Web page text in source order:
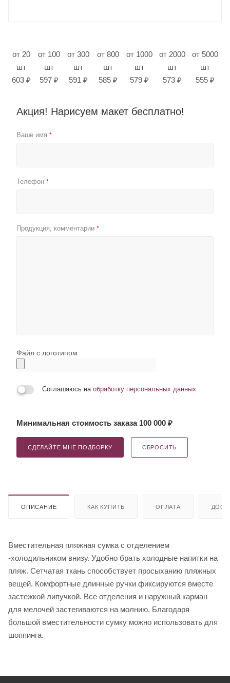
от 20
шт
603 ₽
от 100
шт
597 ₽
от 300
шт
591 ₽
от 800
шт
585 ₽
от 1000
шт
579 ₽
от 2000
шт
573 ₽
от 5000
шт
555 ₽
Акция! Нарисуем макет бесплатно!
Ваше имя *
Телефон *
Продукция, комментарии *
Файл с логотипом
Соглашаюсь на обработку персональных данных
Минимальная стоимость заказа 100 000 ₽
СДЕЛАЙТЕ МНЕ ПОДБОРКУ СБРОСИТЬ
ОПИСАНИЕ КАК КУПИТЬ ОПЛАТА
Вместительная пляжная сумка с отделением
-холодильником внизу. Удобно брать холодные напитки на
пляж. Сетчатая ткань способствует просыханию пляжных
вещей. Комфортные длинные ручки фиксируются вместе
застежкой липучкой. Все отделения и наружный карман
для мелочей застегиваются на молнию. Благодаря
большой вместительности сумку можно использовать для
шоппинга.